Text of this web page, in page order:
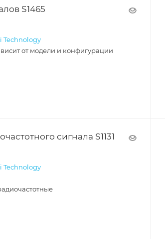
S1465
Technology
от модели и конфигурации
сигнала S1131
Technology